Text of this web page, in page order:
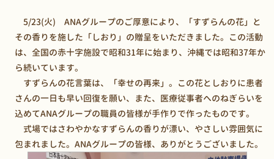
5/23(火) ANAグループのご厚意により、「すずらんの花」と
その香りを施した「しおり」の贈呈をいただきました。この活動
は、全国の赤十字施設で昭和31年に始まり、沖縄では昭和37年か
ら続いています。
すずらんの花言葉は、「幸せの再来」。この花としおりに患者
さんの一日も早い回復を願い、また、医療従事者へのねぎらいを
込めてANAグループの職員の皆様が手作りで作ったものです。
式場ではさわやかなすずらんの香りが漂い、やさしい雰囲気に
包まれました。ANAグループの皆様、ありがとうございました。